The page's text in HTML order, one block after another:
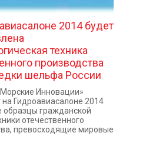
2014 будет
техника
производства
шельфа России
Инновации»
на Гидроавиасалоне 2014
образцы гражданской
отечественного
превосходящие мировые